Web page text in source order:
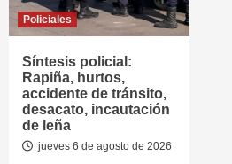
Policiales
Síntesis policial:
Rapiña, hurtos,
accidente de tránsito,
desacato, incautación
de leña
jueves 6 de agosto de 2026